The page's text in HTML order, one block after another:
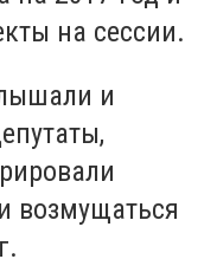
на сессии.
и
возмущаться